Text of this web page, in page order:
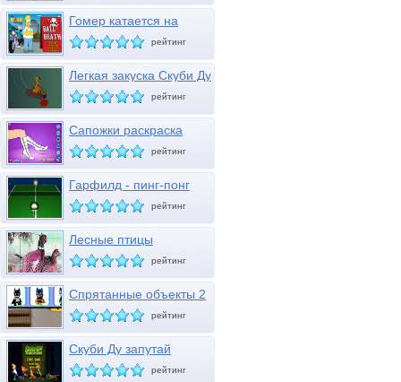
Гомер катается на
мотоцикле
рейтинг
Легкая закуска Скуби Ду
рейтинг
Сапожки раскраска
рейтинг
Гарфилд - пинг-понг
рейтинг
Лесные птицы
рейтинг
Спрятанные объекты 2
рейтинг
Скуби Ду запутай
привидение
рейтинг